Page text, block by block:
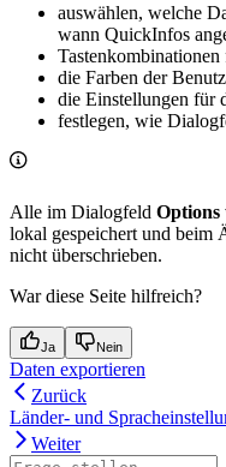
auswählen, welche
wann QuickInfos
Tastenkombinationen
die Farben der
die Einstellungen für
festlegen, wie
Alle im Dialogfeld Options
lokal gespeichert und beim
nicht überschrieben.
War diese Seite hilfreich?
Ja Nein
Daten exportieren
Zurück
Länder- und
Weiter